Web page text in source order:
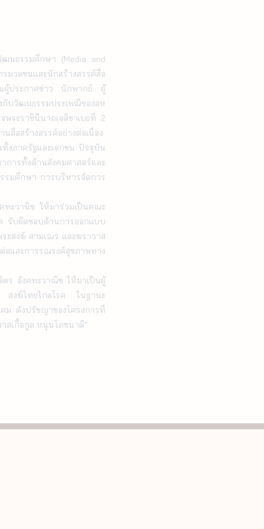
นธรรมศึกษา (Media and
มวลชนและนักสร้างสรรค์สื่อ
นผู้ประกาศข่าว นักพากย์ ผู้
กับวัฒนธรรมประเพณีของสห
ระราชินีนาถเอลิซาเบธที่ 2
สื่อสร้างสรรค์อย่างต่อเนื่อง
การทั้งด้านสังคมศาสตร์และ
รมศึกษา การบริหารจัดการ
รับผิดชอบด้านการออกแบบ
ะสงฆ์ สามเณร และฆราวาส
อและการรณรงค์สุขภาพทาง
สงฆ์ไทยไกลโรค ในฐานะ
ม ดังปรัชญาของโครงการที่
สเกื้อกูล หนุนโภชนาดี”